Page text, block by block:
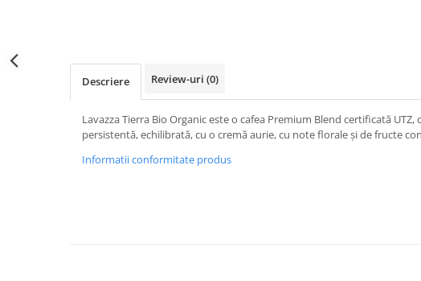
Descriere Review-uri (0)
Lavazza Tierra Bio Organic este o cafea Premium Blend certificată UTZ,
persistentă, echilibrată, cu o cremă aurie, cu note florale și de fructe
Informatii conformitate produs